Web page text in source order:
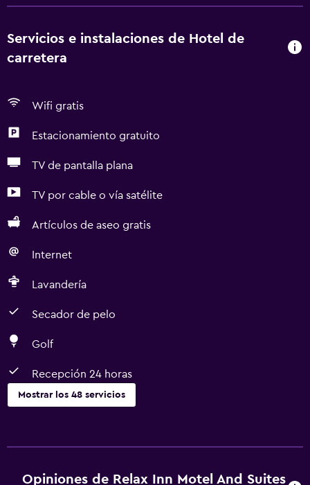
Servicios e instalaciones de Hotel de
carretera
Wifi gratis
Estacionamiento gratuito
TV de pantalla plana
TV por cable o vía satélite
Artículos de aseo gratis
Internet
Lavandería
Secador de pelo
Golf
Recepción 24 horas
Mostrar los 48 servicios
Wifi gratis
Internet
Opiniones de Relax Inn Motel And Suites